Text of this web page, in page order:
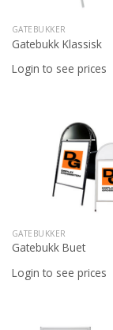
GATEBUKKER
Gatebukk Klassisk
Login to see prices
GATEBUKKER
Gatebukk Buet
Login to see prices